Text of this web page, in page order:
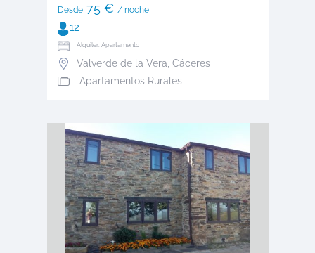
Desde75 € / noche
12
Alquiler: Apartamento
Valverde de la Vera Cáceres
Apartamentos Rurales